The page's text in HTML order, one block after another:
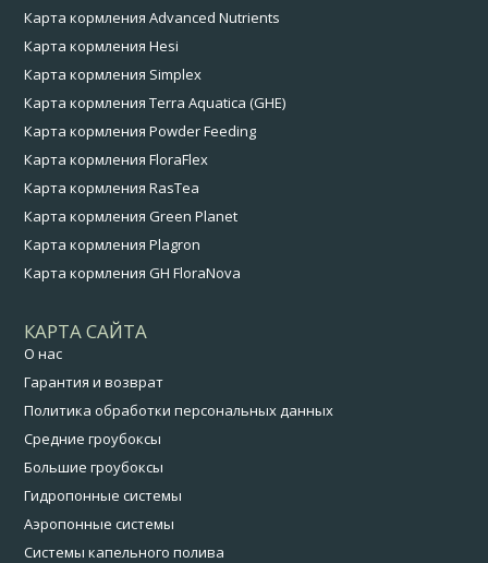
Карта кормления Advanced Nutrients
Карта кормления Hesi
Карта кормления Simplex
Карта кормления Terra Aquatica (GHE)
Карта кормления Powder Feeding
Карта кормления FloraFlex
Карта кормления RasTea
Карта кормления Green Planet
Карта кормления Plagron
Карта кормления GH FloraNova
КАРТА САЙТА
О нас
Гарантия и возврат
Политика обработки персональных данных
Средние гроубоксы
Большие гроубоксы
Гидропонные системы
Аэропонные системы
Системы капельного полива